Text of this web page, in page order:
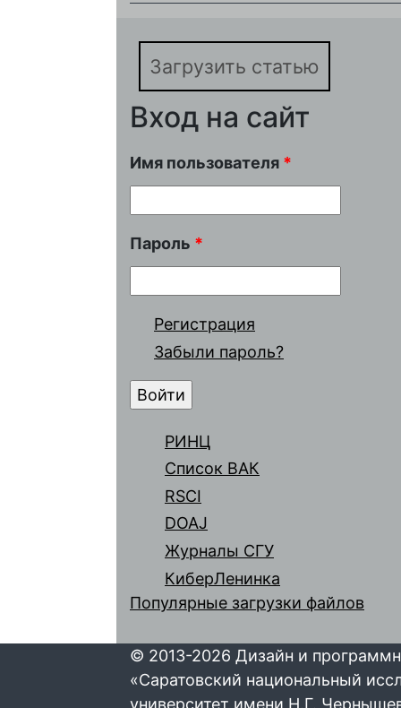
Загрузить статью
Вход на сайт
Имя пользователя *
Пароль *
Регистрация
Забыли пароль?
РИНЦ
Список ВАК
RSCI
DOAJ
Журналы СГУ
КиберЛенинка
Популярные загрузки файлов
© 2013-2026 Дизайн и
«Саратовский национальный
университет имени Н.Г.